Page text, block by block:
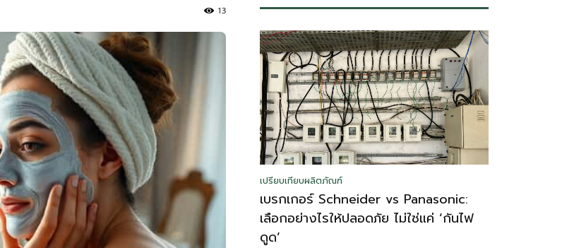
รู้
วา
13
เปรียบเทียบผลิตภัณฑ์
เบรกเกอร์ Schneider vs Panasonic:
เลือกอย่างไรให้ปลอดภัย ไม่ใช่แค่ ‘กันไฟ
ดูด’